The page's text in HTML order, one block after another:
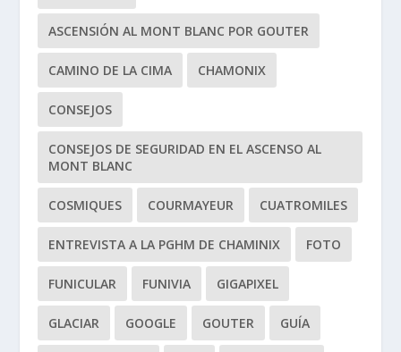
ASCENSIÓN AL MONT BLANC POR GOUTER
CAMINO DE LA CIMA CHAMONIX
CONSEJOS
CONSEJOS DE SEGURIDAD EN EL ASCENSO AL
MONT BLANC
COSMIQUES COURMAYEUR CUATROMILES
ENTREVISTA A LA PGHM DE CHAMINIX FOTO
FUNICULAR FUNIVIA GIGAPIXEL
GLACIAR GOOGLE GOUTER GUÍA